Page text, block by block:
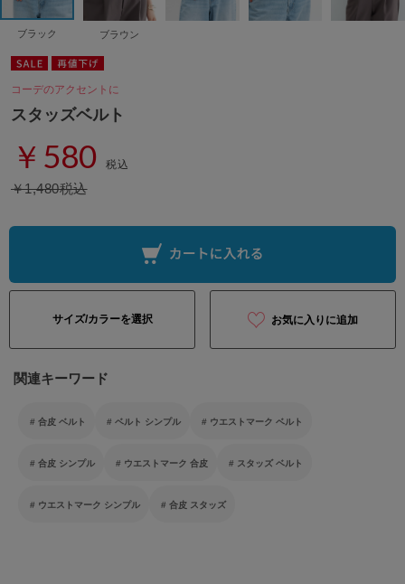
ブラック ブラウン
コーデのアクセントに
スタッズベルト
￥580 税込
￥1,480税込
サイズ/カラーを選択 お気に入りに追加
関連キーワード
合皮 ベルト ベルト シンプル ウエストマーク ベルト
合皮 シンプル ウエストマーク 合皮 スタッズ ベルト
ウエストマーク シンプル 合皮 スタッズ